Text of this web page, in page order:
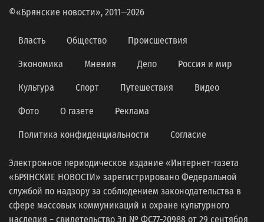
©«Брянские новости», 2011—2026
Власть Общество Происшествия
Экономика Мнения Дело Россия и мир
Культура Спорт Путешествия Видео
Фото О газете Реклама
Политика конфиденциальности Согласие
Электронное периодическое издание «Интернет-газета
«БРЯНСКИЕ НОВОСТИ» зарегистрировано Федеральной
службой по надзору за соблюдением законодательства в
сфере массовых коммуникаций и охране культурного
наследия − свидетельство Эл № ФС77-20988 от 29 сентября